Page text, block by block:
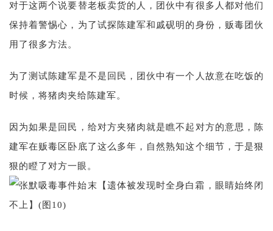
对于这两个说要替老板卖货的人，团伙中有很多人都对他们
保持着警惕心，为了试探陈建军和戚砚明的身份，贩毒团伙
用了很多方法。
为了测试陈建军是不是回民，团伙中有一个人故意在吃饭的
时候，将猪肉夹给陈建军。
因为如果是回民，给对方夹猪肉就是瞧不起对方的意思，陈
建军在贩毒区卧底了这么多年，自然熟知这个细节，于是狠
狠的瞪了对方一眼。